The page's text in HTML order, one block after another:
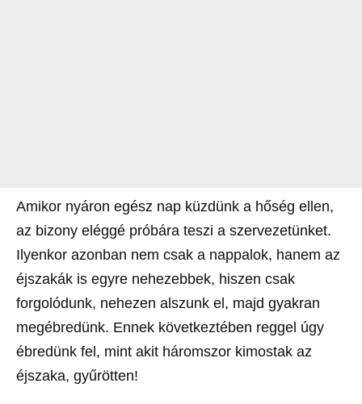
Amikor nyáron egész nap küzdünk a hőség ellen,
az bizony eléggé próbára teszi a szervezetünket.
Ilyenkor azonban nem csak a nappalok, hanem az
éjszakák is egyre nehezebbek, hiszen csak
forgolódunk, nehezen alszunk el, majd gyakran
megébredünk. Ennek következtében reggel úgy
ébredünk fel, mint akit háromszor kimostak az
éjszaka, gyűrötten!